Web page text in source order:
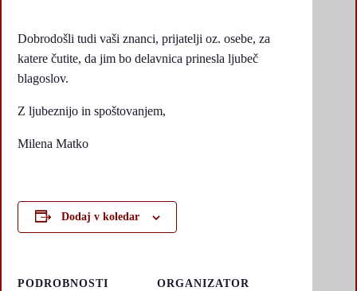
Dobrodošli tudi vaši znanci, prijatelji oz. osebe, za
katere čutite, da jim bo delavnica prinesla ljubeč
blagoslov.
Z ljubeznijo in spoštovanjem,
Milena Matko
Dodaj v koledar
PODROBNOSTI
ORGANIZATOR